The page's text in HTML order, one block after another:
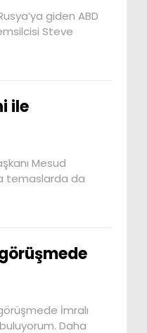
giden ABD
Steve
ile
Mesud
temaslarda da
İmralı
Daha